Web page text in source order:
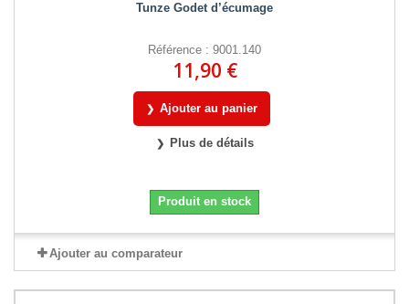
Tunze Godet d’écumage
Référence : 9001.140
11,90 €
Ajouter au panier
Plus de détails
Produit en stock
Ajouter au comparateur